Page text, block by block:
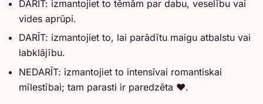
DARĪT: izmantojiet to tēmām par dabu, veselību vai
vides aprūpi.
DARĪT: izmantojiet to, lai parādītu maigu atbalstu vai
labklājību.
NEDARĪT: izmantojiet to intensīvai romantiskai
mīlestībai; tam parasti ir paredzēta ❤️.